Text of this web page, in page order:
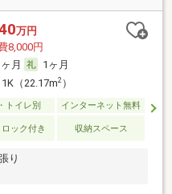
万円
8,000円
月
1ヶ月
（22.17m2）
トイレ別
インターネット無料
ック付き 収納スペース
り